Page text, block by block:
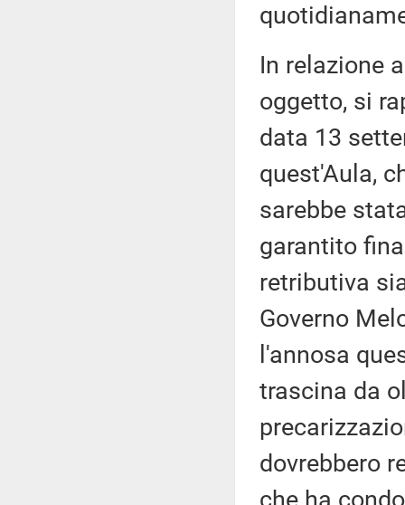
In relazione
oggetto, si
data 13
quest'Aula,
sarebbe
garantito
retributiva
Governo
l'annosa
trascina da
dovrebbero